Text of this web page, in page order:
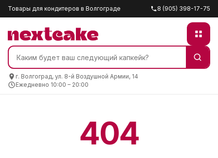
Товары для кондитеров в Волгограде 8 (905) 398-17-75
г. Волгоград, ул. 8-й Воздушной Армии, 14
Ежедневно 10:00 – 20:00
404